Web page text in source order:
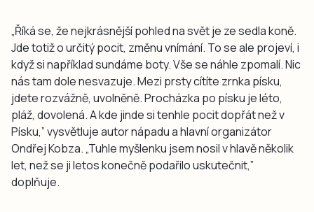
„Říká se, že nejkrásnější pohled na svět je ze sedla koně.
Jde totiž o určitý pocit, změnu vnímání. To se ale projeví, i
když si například sundáme boty. Vše se náhle zpomalí. Nic
nás tam dole nesvazuje. Mezi prsty cítíte zrnka písku,
jdete rozvážně, uvolněně. Procházka po písku je léto,
pláž, dovolená. A kde jinde si tenhle pocit dopřát než v
Písku,” vysvětluje autor nápadu a hlavní organizátor
Ondřej Kobza. „Tuhle myšlenku jsem nosil v hlavě několik
let, než se ji letos konečně podařilo uskutečnit,”
doplňuje.